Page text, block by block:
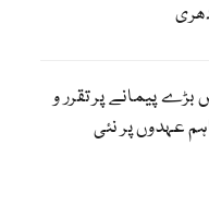
بڑے پیمانے پر تقرر و
عہدوں پر نئی